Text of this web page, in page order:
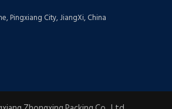
Pingxiang City, JiangXi, China